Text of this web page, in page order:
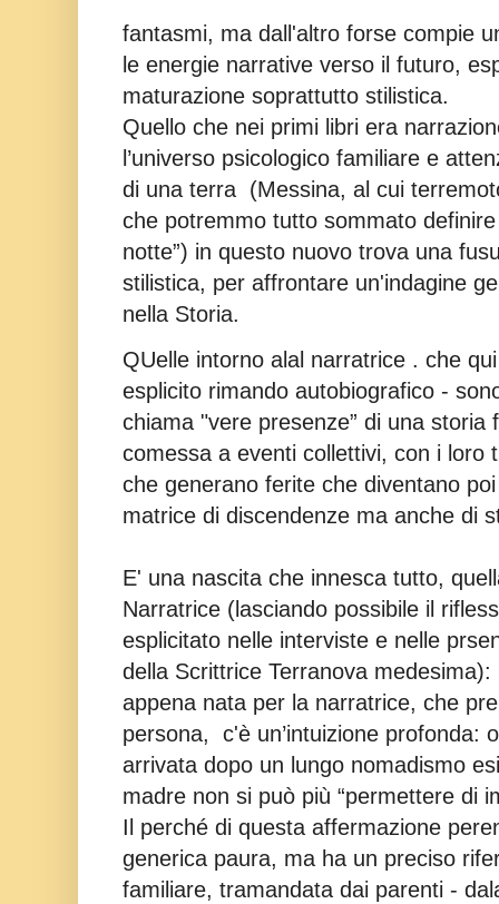
fantasmi, ma dall'altro forse compie
le energie narrative verso il futuro,
maturazione soprattutto stilistica.
Quello che nei primi libri era
l’universo psicologico familiare e
di una terra (Messina, al cui
che potremmo tutto sommato
notte”) in questo nuovo trova una
stilistica, per affrontare un'indagine
nella Storia.
QUelle intorno alal narratrice . che
esplicito rimando autobiografico -
chiama "vere presenze” di una storia
comessa a eventi collettivi, con i loro
che generano ferite che diventano
matrice di discendenze ma anche di
E' una nascita che innesca tutto,
Narratrice (lasciando possibile il
esplicitato nelle interviste e nelle
della Scrittrice Terranova
appena nata per la narratrice, che
persona, c'è un’intuizione profonda:
arrivata dopo un lungo nomadismo
madre non si può più “permettere di
Il perché di questa affermazione
generica paura, ma ha un preciso
familiare, tramandata dai parenti -